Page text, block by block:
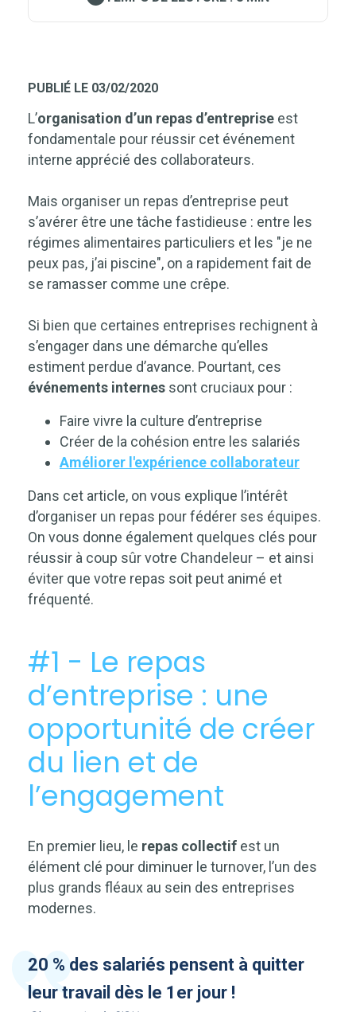
PUBLIÉ LE 03/02/2020
L’organisation d’un repas d’entreprise est
fondamentale pour réussir cet événement
interne apprécié des collaborateurs.
Mais organiser un repas d’entreprise peut
s’avérer être une tâche fastidieuse : entre les
régimes alimentaires particuliers et les "je ne
peux pas, j’ai piscine", on a rapidement fait de
se ramasser comme une crêpe.
Si bien que certaines entreprises rechignent à
s’engager dans une démarche qu’elles
estiment perdue d’avance. Pourtant, ces
événements internes sont cruciaux pour :
Faire vivre la culture d’entreprise
Créer de la cohésion entre les salariés
Améliorer l'expérience collaborateur
Dans cet article, on vous explique l’intérêt
d’organiser un repas pour fédérer ses équipes.
On vous donne également quelques clés pour
réussir à coup sûr votre Chandeleur – et ainsi
éviter que votre repas soit peut animé et
fréquenté.
#1 - Le repas
d’entreprise : une
opportunité de créer
du lien et de
l’engagement
En premier lieu, le repas collectif est un
élément clé pour diminuer le turnover, l’un des
plus grands fléaux au sein des entreprises
modernes.
20 % des salariés pensent à quitter
leur travail dès le 1er jour !